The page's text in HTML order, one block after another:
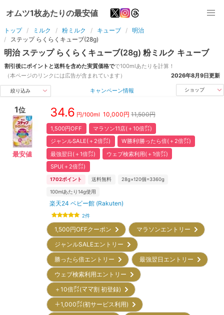
オムツ1枚あたりの最安値
トップ ミルク 粉ミルク キューブ
明治
ステップ らくらくキューブ(28g)
明治 ステップ らくらくキューブ(28g) 粉ミルク キューブ
割引後にポイントと送料を含めた実質価格でで100mlあたりを計算！
（本ページのリンクには広告が含まれています）
2026年8月9日更新
絞り込み キャンペーン情報 ショップ
1位
最安値
34.6 円/100ml 10,000円 11,500円
1,500円OFF
マラソン11店(＋10倍㌽)
ジャンルSALE(＋2倍㌽)
W勝利!勝ったら倍(＋2倍㌽)
最強翌日(＋1倍㌽)
ウェブ検索利用(＋1倍㌽)
SPU(＋2倍㌽)
1702ポイント 送料無料 28g×120個=3360g
100mlあたり14g使用
楽天24 ベビー館 (Rakuten)
2件
1,500円OFFクーポン
マラソンエントリー
ジャンルSALEエントリー
勝ったら倍エントリー
最強翌日エントリー
ウェブ検索利用エントリー
＋10倍㌽(ママ割 初登録)
＋1,000㌽(初サービス利用)